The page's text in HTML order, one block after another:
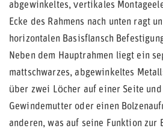
abgewinkeltes, vertikales
Ecke des Rahmens nach unten ragt
horizontalen Basisflansch
Neben dem Hauptrahmen liegt ein
mattschwarzes, abgewinkeltes
über zwei Löcher auf einer Seite
Gewindemutter oder einen
anderen, was auf seine Funktion zur